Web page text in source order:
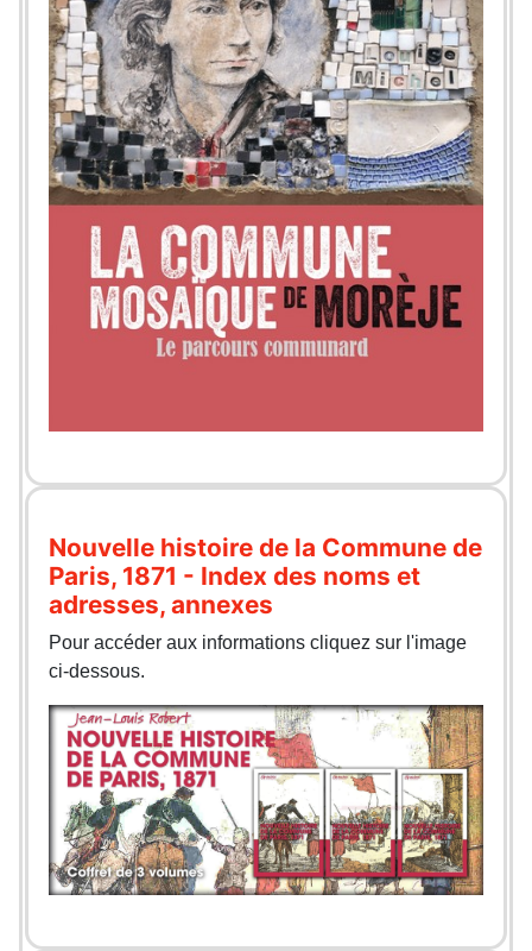
Nouvelle histoire de la Commune de
Paris, 1871 - Index des noms et
adresses, annexes
Pour accéder aux informations cliquez sur l'image
ci-dessous.